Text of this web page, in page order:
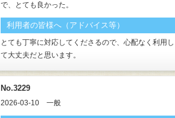
で、とても良かった。
利用者の皆様へ（アドバイス等）
とても丁寧に対応してくださるので、心配なく利用し
て大丈夫だと思います。
No.3229
2026-03-10 一般